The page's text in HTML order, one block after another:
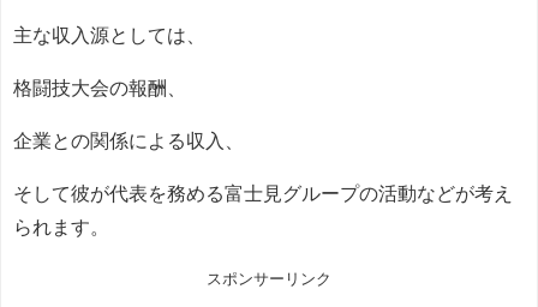
主な収入源としては、
格闘技大会の報酬、
企業との関係による収入、
そして彼が代表を務める富士見グループの活動などが考え
られます。
スポンサーリンク